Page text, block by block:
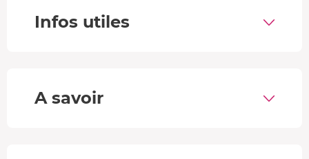
initiation d'environ 30 minutes
avant de prendre la
de Castres dans le Tarn, au guidon du quad. Au cours de
Infos utiles
A savoir